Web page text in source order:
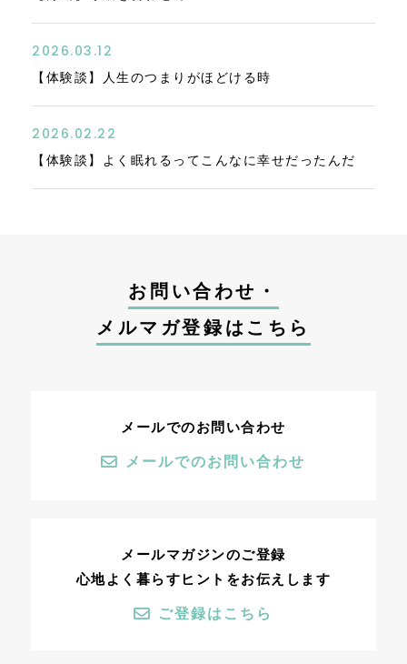
2026.03.12
【体験談】人生のつまりがほどける時
2026.02.22
【体験談】よく眠れるってこんなに幸せだったんだ
お問い合わせ・
メルマガ登録はこちら
メールでのお問い合わせ
メールでのお問い合わせ
メールマガジンのご登録
心地よく暮らすヒントをお伝えします
ご登録はこちら